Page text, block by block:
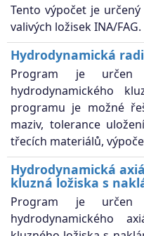
Tento výpočet je
valivých ložisek INA/FAG.
Hydrodynamická
Program je
hydrodynamického
programu je možné
maziv, tolerance
třecích materiálů,
Hydrodynamická
kluzná ložiska s
Program je
hydrodynamického